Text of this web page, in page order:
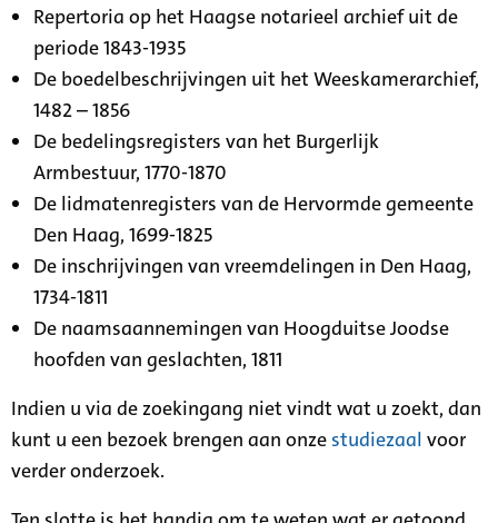
Repertoria op het Haagse notarieel archief uit de
periode 1843-1935
De boedelbeschrijvingen uit het Weeskamerarchief,
1482 – 1856
De bedelingsregisters van het Burgerlijk
Armbestuur, 1770-1870
De lidmatenregisters van de Hervormde gemeente
Den Haag, 1699-1825
De inschrijvingen van vreemdelingen in Den Haag,
1734-1811
De naamsaannemingen van Hoogduitse Joodse
hoofden van geslachten, 1811
Indien u via de zoekingang niet vindt wat u zoekt, dan
kunt u een bezoek brengen aan onze studiezaal voor
verder onderzoek.